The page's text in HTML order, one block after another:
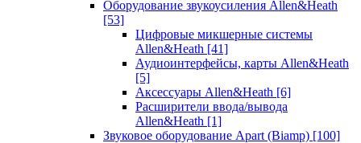
Оборудование звукоусиления Allen&Heath
[53]
Цифровые микшерные системы
Allen&Heath [41]
Аудиоинтерфейсы, карты Allen&Heath
[5]
Аксессуары Allen&Heath [6]
Расширители ввода/вывода
Allen&Heath [1]
Звуковое оборудование Apart (Biamp) [100]